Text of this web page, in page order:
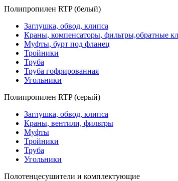
Полипропилен RTP (белый)
Заглушка, обвод, клипса
Краны, компенсаторы, фильтры,обратные
Муфты, бурт под фланец
Тройники
Труба
Труба гофрированная
Угольники
Полипропилен RTP (серый)
Заглушка, обвод, клипса
Краны, вентили, фильтры
Муфты
Тройники
Труба
Угольники
Полотенцесушители и комплектующие